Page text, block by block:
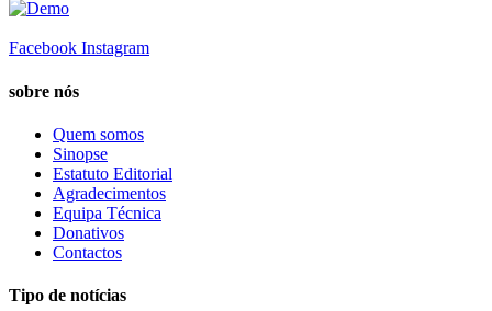
Facebook Instagram
sobre nós
Quem somos
Sinopse
Estatuto Editorial
Agradecimentos
Equipa Técnica
Donativos
Contactos
Tipo de notícias